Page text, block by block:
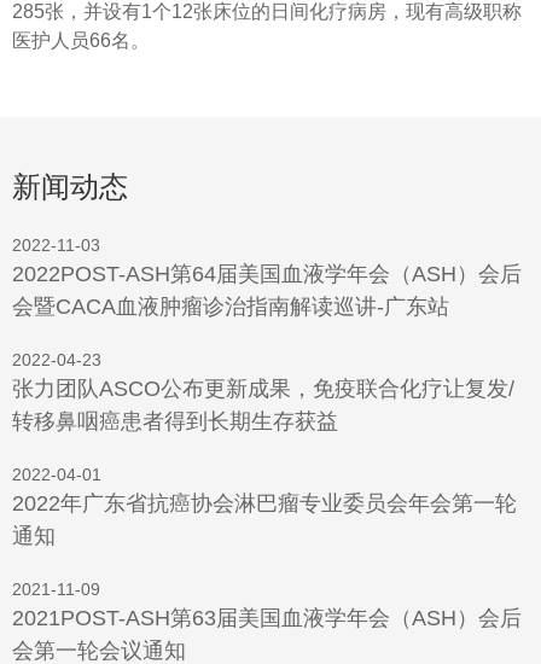
285张，并设有1个12张床位的日间化疗病房，现有高级职称
医护人员66名。
新闻动态
2022-11-03
2022POST-ASH第64届美国血液学年会（ASH）会后
会暨CACA血液肿瘤诊治指南解读巡讲-广东站
2022-04-23
张力团队ASCO公布更新成果，免疫联合化疗让复发/
转移鼻咽癌患者得到长期生存获益
2022-04-01
2022年广东省抗癌协会淋巴瘤专业委员会年会第一轮
通知
2021-11-09
2021POST-ASH第63届美国血液学年会（ASH）会后
会第一轮会议通知